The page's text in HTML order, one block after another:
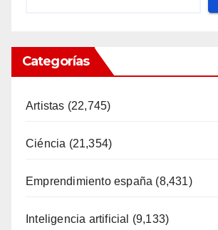
Categorías
Artistas (22,745)
Ciéncia (21,354)
Emprendimiento españa (8,431)
Inteligencia artificial (9,133)